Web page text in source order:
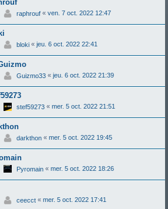
raphrouf « ven. 7 oct. 2022 12:47
bloki « jeu. 6 oct. 2022 22:41
Guizmo33 « jeu. 6 oct. 2022 21:39
stef59273 « mer. 5 oct. 2022 21:51
darkthon « mer. 5 oct. 2022 19:45
Pyromain « mer. 5 oct. 2022 18:26
ceecct « mer. 5 oct. 2022 17:41